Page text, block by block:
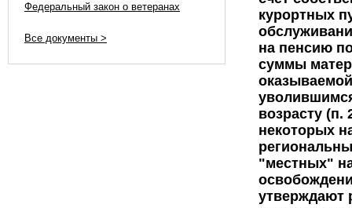
Федеральный закон о ветеранах
Все документы >